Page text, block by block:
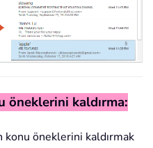
öneklerini kaldırma:
konu öneklerini kaldırmak